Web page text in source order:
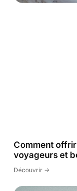
Comment
voyageurs et
Découvrir ->